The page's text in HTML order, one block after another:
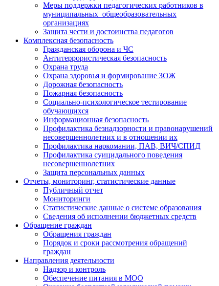
Меры поддержки педагогических работников в
муниципальных общеобразовательных
организациях
Защита чести и достоинства педагогов
Комплексная безопасность
Гражданская оборона и ЧС
Антитеррористическая безопасность
Охрана труда
Охрана здоровья и формирование ЗОЖ
Дорожная безопасность
Пожарная безопасность
Социально-психологическое тестирование
обучающихся
Информационная безопасность
Профилактика безнадзорности и правонарушений
несовершеннолетних и в отношении их
Профилактика наркомании, ПАВ, ВИЧ/СПИД
Профилактика суицидального поведения
несовершеннолетних
Защита персональных данных
Отчеты, мониторинг, статистические данные
Публичный отчет
Мониторинги
Статистические данные о системе образования
Сведения об исполнении бюджетных средств
Обращение граждан
Обращения граждан
Порядок и сроки рассмотрения обращений
граждан
Направления деятельности
Надзор и контроль
Обеспечение питания в МОО